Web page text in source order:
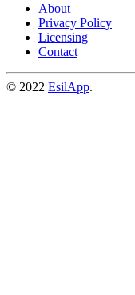
About
Privacy Policy
Licensing
Contact
© 2022 EsilApp.